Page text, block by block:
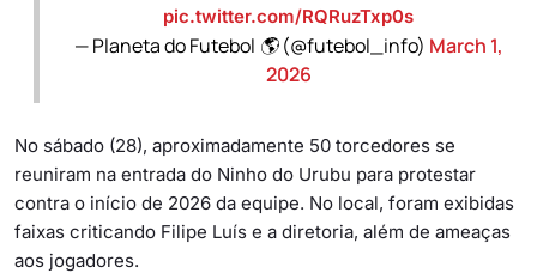
pic.twitter.com/RQRuzTxp0s
— Planeta do Futebol 🌎 (@futebol_info) March 1,
2026
No sábado (28), aproximadamente 50 torcedores se
reuniram na entrada do Ninho do Urubu para protestar
contra o início de 2026 da equipe. No local, foram exibidas
faixas criticando Filipe Luís e a diretoria, além de ameaças
aos jogadores.